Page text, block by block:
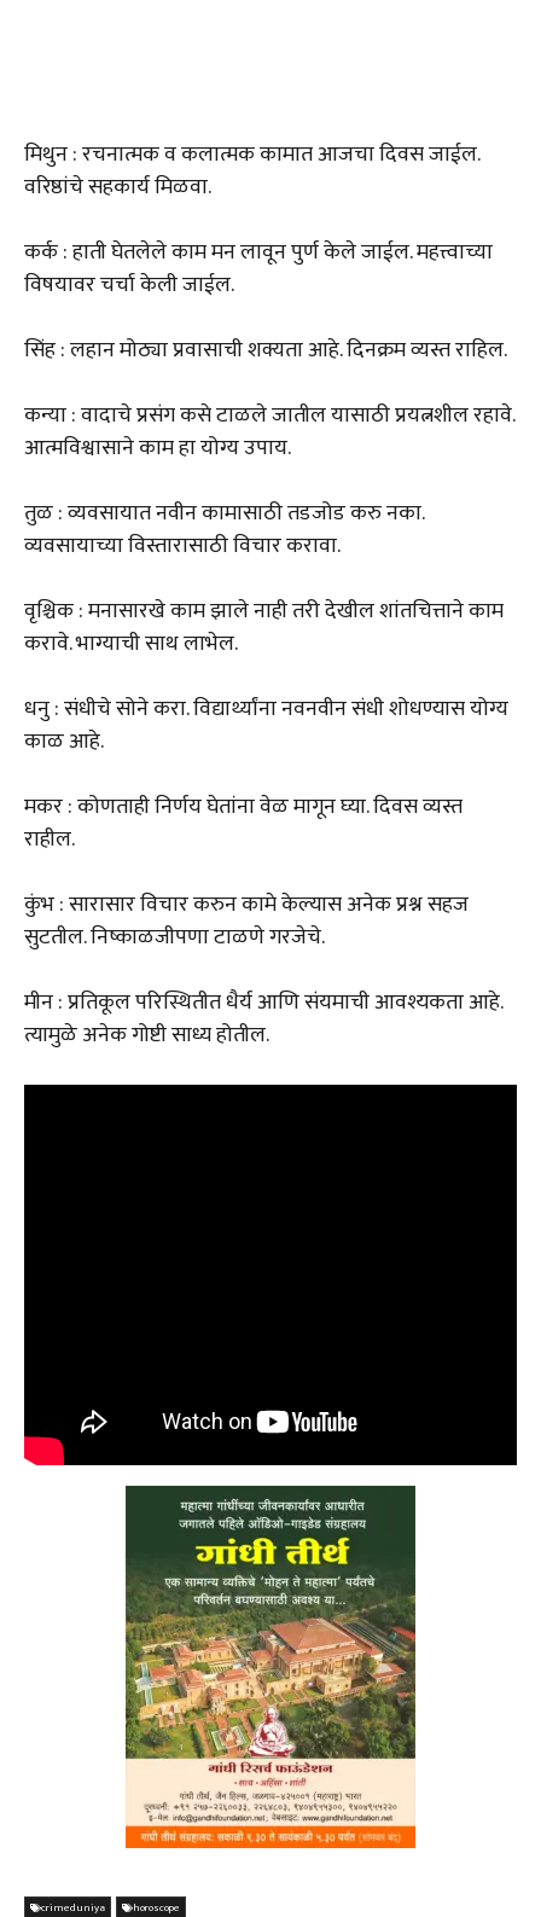
मिथुन : रचनात्मक व कलात्मक कामात आजचा दिवस जाईल.
वरिष्ठांचे सहकार्य मिळवा.
कर्क : हाती घेतलेले काम मन लावून पुर्ण केले जाईल. महत्त्वाच्या
विषयावर चर्चा केली जाईल.
सिंह : लहान मोठ्या प्रवासाची शक्यता आहे. दिनक्रम व्यस्त राहिल.
कन्या : वादाचे प्रसंग कसे टाळले जातील यासाठी प्रयत्नशील रहावे.
आत्मविश्वासाने काम हा योग्य उपाय.
तुळ : व्यवसायात नवीन कामासाठी तडजोड करु नका.
व्यवसायाच्या विस्तारासाठी विचार करावा.
वृश्चिक : मनासारखे काम झाले नाही तरी देखील शांतचित्ताने काम
करावे. भाग्याची साथ लाभेल.
धनु : संधीचे सोने करा. विद्यार्थ्यांना नवनवीन संधी शोधण्यास योग्य
काळ आहे.
मकर : कोणताही निर्णय घेतांना वेळ मागून घ्या. दिवस व्यस्त
राहील.
कुंभ : सारासार विचार करुन कामे केल्यास अनेक प्रश्न सहज
सुटतील. निष्काळजीपणा टाळणे गरजेचे.
मीन : प्रतिकूल परिस्थितीत धैर्य आणि संयमाची आवश्यकता आहे.
त्यामुळे अनेक गोष्टी साध्य होतील.
crimeduniya horoscope